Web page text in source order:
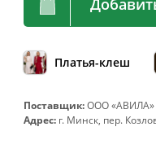
64
66
68
72
Платья-клеш
Поставщик:ООО «АВИЛА»
Адрес: г. Минск, пер.